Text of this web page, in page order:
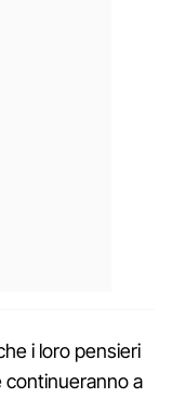
i loro pensieri
continueranno a